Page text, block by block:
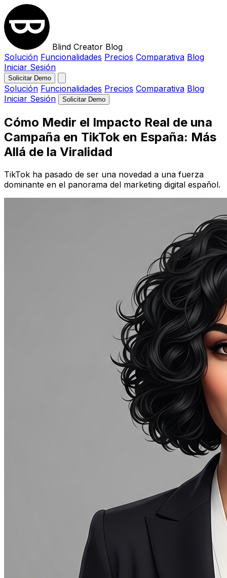
Blind Creator Blog
Solución Funcionalidades Precios Comparativa Blog
Iniciar Sesión
Solicitar Demo
Solución Funcionalidades Precios Comparativa Blog
Iniciar Sesión
Solicitar Demo
Cómo Medir el Impacto Real de una
Campaña en TikTok en España: Más
Allá de la Viralidad
TikTok ha pasado de ser una novedad a una fuerza
dominante en el panorama del marketing digital español.